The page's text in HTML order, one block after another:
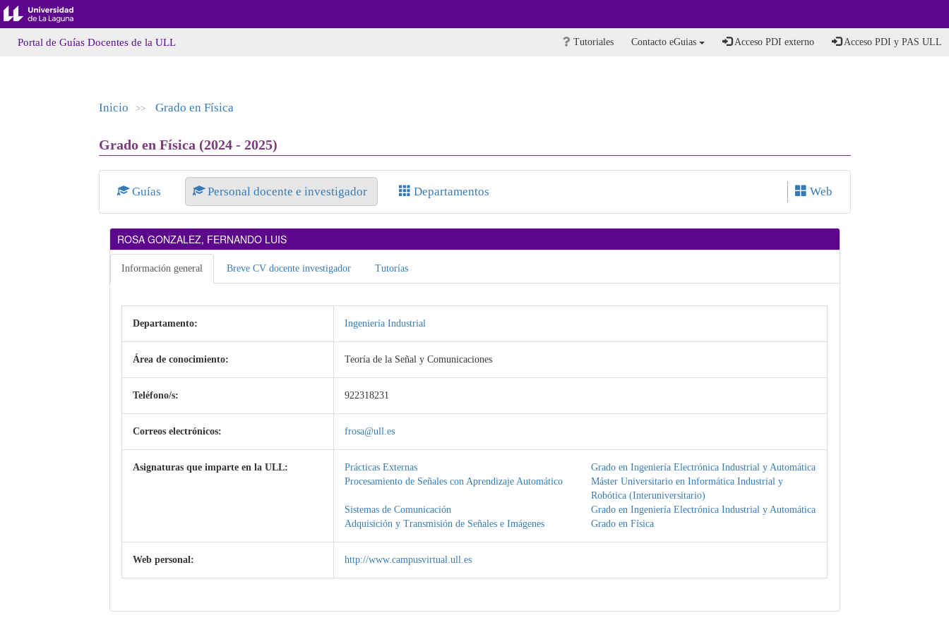
Portal de Guías Docentes de la ULL Tutoriales Contacto eGuias Acceso PDI externo Acceso PDI y PAS ULL
Inicio >> Grado en Física
Grado en Física (2024 - 2025)
Guías Personal docente e investigador Departamentos Web
ROSA GONZALEZ, FERNANDO LUIS
Información general Breve CV docente investigador Tutorías
Departamento: Ingeniería Industrial
Área de conocimiento: Teoría de la Señal y Comunicaciones
Teléfono/s: 922318231
Correos electrónicos: frosa@ull.es
Asignaturas que imparte en la ULL: Prácticas Externas
Grado en Ingeniería Electrónica Industrial y Automática
Procesamiento de Señales con Aprendizaje Automático
Máster Universitario en Informática Industrial y
Robótica (Interuniversitario)
Sistemas de Comunicación
Grado en Ingeniería Electrónica Industrial y Automática
Adquisición y Transmisión de Señales e Imágenes
Grado en Física
Web personal: http://www.campusvirtual.ull.es